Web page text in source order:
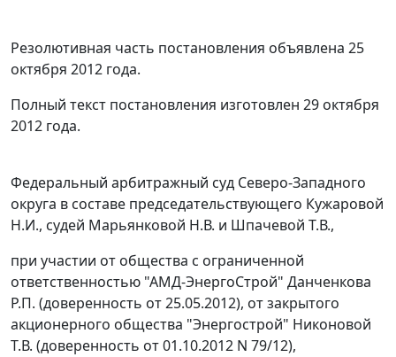
Резолютивная часть постановления объявлена 25
октября 2012 года.
Полный текст постановления изготовлен 29 октября
2012 года.
Федеральный арбитражный суд Северо-Западного
округа в составе председательствующего Кужаровой
Н.И., судей Марьянковой Н.В. и Шпачевой Т.В.,
при участии от общества с ограниченной
ответственностью "АМД-ЭнергоСтрой" Данченкова
Р.П. (доверенность от 25.05.2012), от закрытого
акционерного общества "Энергострой" Никоновой
Т.В. (доверенность от 01.10.2012 N 79/12),